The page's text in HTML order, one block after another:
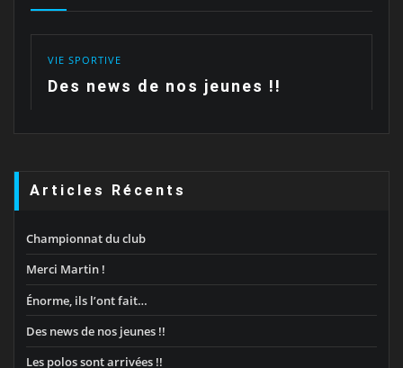
VIE SPORTIVE
Des news de nos jeunes !!
Articles Récents
Championnat du club
Merci Martin !
Énorme, ils l’ont fait…
Des news de nos jeunes !!
Les polos sont arrivées !!